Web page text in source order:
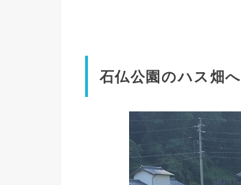
石仏公園のハス畑へ